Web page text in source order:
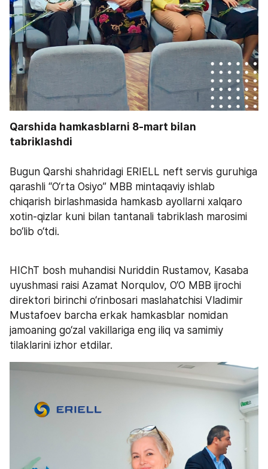
Qarshida hamkasblarni 8-mart bilan
tabriklashdi
Bugun Qarshi shahridagi ERIELL neft servis guruhiga
qarashli “O‘rta Osiyo” MBB mintaqaviy ishlab
chiqarish birlashmasida hamkasb ayollarni xalqaro
xotin-qizlar kuni bilan tantanali tabriklash marosimi
bo‘lib o‘tdi.
HIChT bosh muhandisi Nuriddin Rustamov, Kasaba
uyushmasi raisi Azamat Norqulov, O‘O MBB ijrochi
direktori birinchi o‘rinbosari maslahatchisi Vladimir
Mustafoev barcha erkak hamkasblar nomidan
jamoaning go‘zal vakillariga eng iliq va samimiy
tilaklarini izhor etdilar.